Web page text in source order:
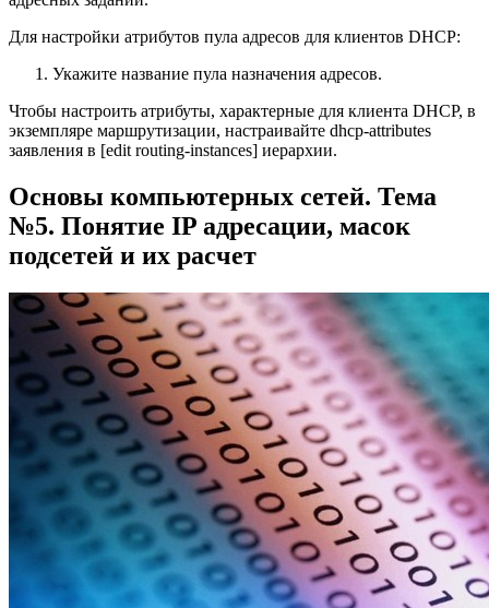
Для настройки атрибутов пула адресов для клиентов DHCP:
Укажите название пула назначения адресов.
Чтобы настроить атрибуты, характерные для клиента DHCP, в
экземпляре маршрутизации, настраивайте dhcp-attributes
заявления в [edit routing-instances] иерархии.
Основы компьютерных сетей. Тема
№5. Понятие IP адресации, масок
подсетей и их расчет